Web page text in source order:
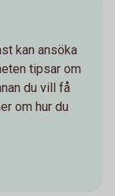
kan ansöka
tipsar om
du vill få
om hur du